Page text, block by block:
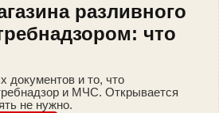
разливного
что
документов и то, что
и МЧС. Открывается
не нужно.